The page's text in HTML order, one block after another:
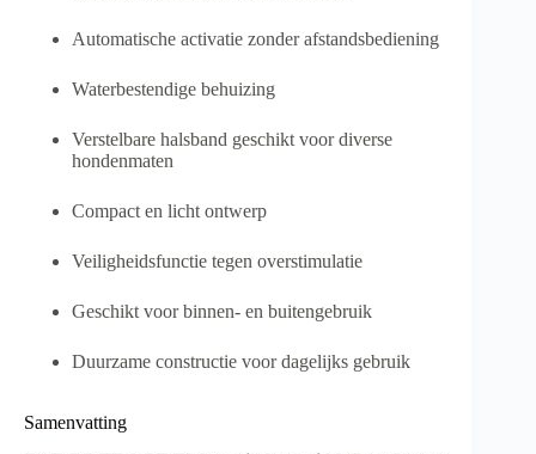
Automatische activatie zonder afstandsbediening
Waterbestendige behuizing
Verstelbare halsband geschikt voor diverse
hondenmaten
Compact en licht ontwerp
Veiligheidsfunctie tegen overstimulatie
Geschikt voor binnen- en buitengebruik
Duurzame constructie voor dagelijks gebruik
Samenvatting